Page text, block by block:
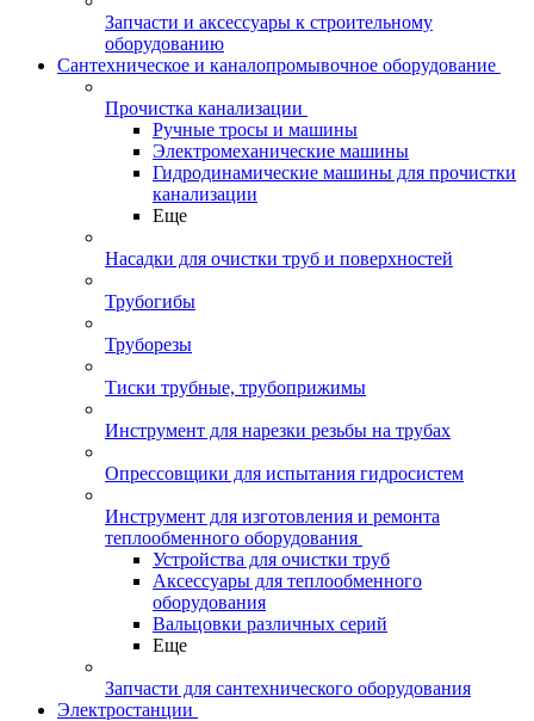
Запчасти и аксессуары к строительному
оборудованию
Сантехническое и каналопромывочное оборудование
Прочистка канализации
Ручные тросы и машины
Электромеханические машины
Гидродинамические машины для прочистки
канализации
Еще
Насадки для очистки труб и поверхностей
Трубогибы
Труборезы
Тиски трубные, трубоприжимы
Инструмент для нарезки резьбы на трубах
Опрессовщики для испытания гидросистем
Инструмент для изготовления и ремонта
теплообменного оборудования
Устройства для очистки труб
Аксессуары для теплообменного
оборудования
Вальцовки различных серий
Еще
Запчасти для сантехнического оборудования
Электростанции